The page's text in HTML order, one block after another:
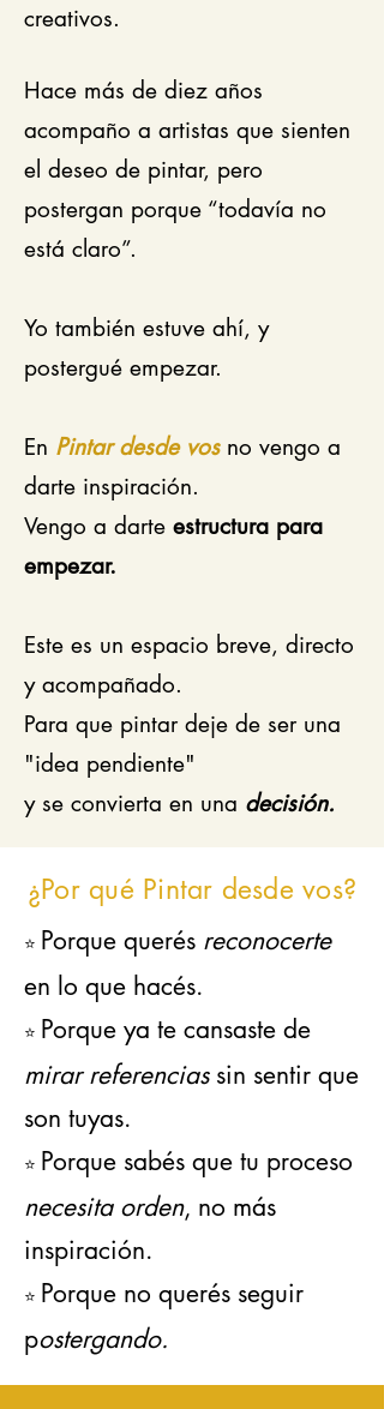
creativos.
Hace más de diez años
acompaño a artistas que sienten
el deseo de pintar, pero
postergan porque “todavía no
está claro”.
Yo también estuve ahí, y
postergué empezar.
En Pintar desde vosno vengo a
darte inspiración.
Vengo a darte estructura para
empezar.
Este es un espacio breve, directo
y acompañado.
Para que pintar deje de ser una
"idea pendiente"
y se convierta en una decisión.
¿Por qué Pintar desde vos?
⭐️ Porque querés reconocerte
en lo que hacés.
⭐️ Porque ya te cansaste de
mirar referenciassin sentir que
son tuyas.
⭐️ Porque sabés que tu proceso
necesita orden, no más
inspiración.
⭐️ Porque no querés seguir
postergando.